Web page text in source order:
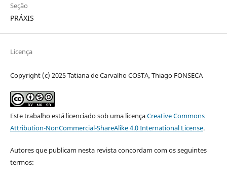
Seção
PRÁXIS
Licença
Copyright (c) 2025 Tatiana de Carvalho COSTA, Thiago FONSECA
Este trabalho está licenciado sob uma licençaCreative Commons
Attribution-NonCommercial-ShareAlike 4.0 International License.
Autores que publicam nesta revista concordam com os seguintes
termos: